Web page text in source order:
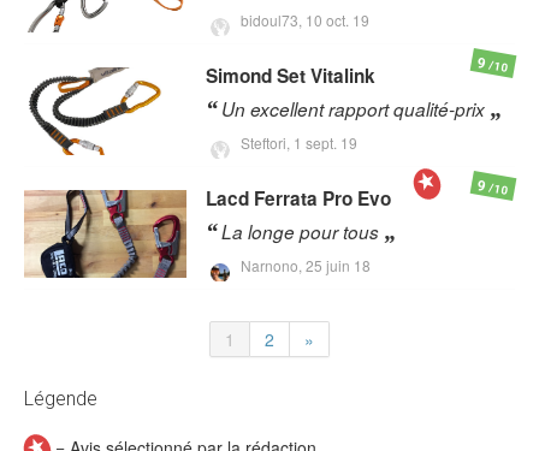
bidoul73, 10 oct. 19
SimondSet Vitalink
Un excellent rapport qualité-prix
Steftori, 1 sept. 19
9/10
Lacd Ferrata Pro Evo
La longe pour tous
Narnono, 25 juin 18
9/10
1 2 »
Légende